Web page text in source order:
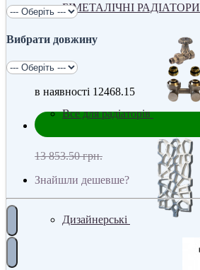
БІМЕТАЛІЧНІ РАДІАТОРИ
Все для радіаторів
Дизайнерські
Вибрати довжину
в наявності 12468.15
13 853.50 грн.
Знайшли дешевше?